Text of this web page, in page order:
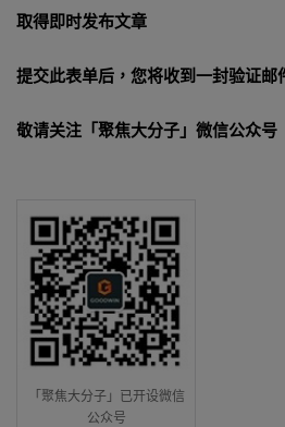
取得即时发布文章
提交此表单后，您将收到一封验证邮
敬请关注「聚焦大分子」微信公众号
「聚焦大分子」已开设微信
公众号